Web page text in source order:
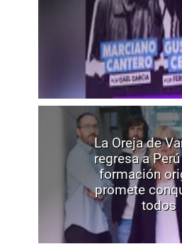
La Oreja de
regresa a
formación
promete
todos